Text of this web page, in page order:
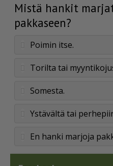
Mistä hankit
pakkaseen?
Poimin itse.
Torilta tai
Somesta.
Ystävältä tai
En hanki marjoja